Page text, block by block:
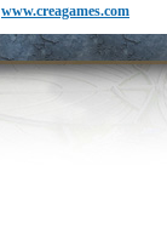
www.creagames.com